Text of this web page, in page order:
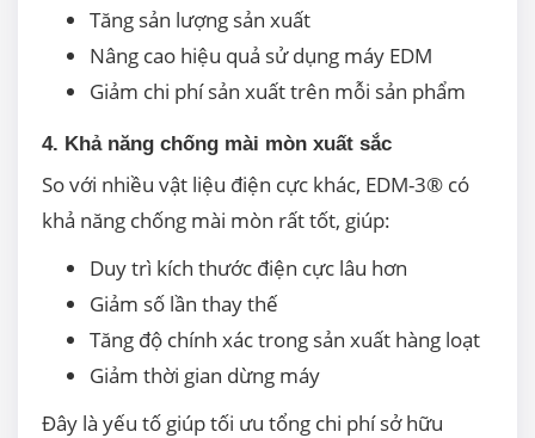
Tăng sản lượng sản xuất
Nâng cao hiệu quả sử dụng máy EDM
Giảm chi phí sản xuất trên mỗi sản phẩm
4. Khả năng chống mài mòn xuất sắc
So với nhiều vật liệu điện cực khác, EDM-3® có
khả năng chống mài mòn rất tốt, giúp:
Duy trì kích thước điện cực lâu hơn
Giảm số lần thay thế
Tăng độ chính xác trong sản xuất hàng loạt
Giảm thời gian dừng máy
Đây là yếu tố giúp tối ưu tổng chi phí sở hữu